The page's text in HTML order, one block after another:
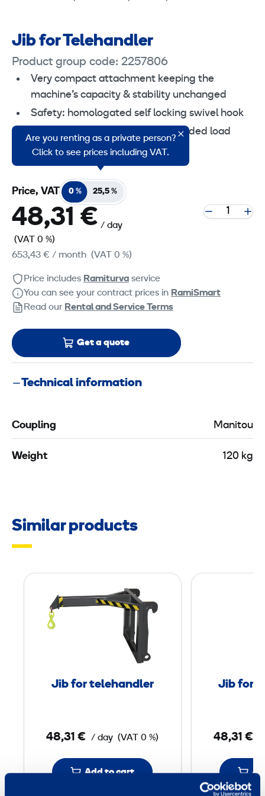
Jib for Telehandler
Product group code: 2257806
Very compact attachment keeping the
machine’s capacity & stability unchanged
Safety: homologated self locking swivel hook
Basic attachment for safe suspended load
handling
Are you renting as a private person?
Click to see prices including VAT.
Price, VAT 0 % 25,5 %
48,31 € / day
(VAT 0 %)
653,43 € / month (VAT 0 %)
Price includes Ramiturva service
You can see your contract prices in RamiSmart
Read our Rental and Service Terms
Get a quote
Technical information
Coupling Manitou
Weight 120 kg
Similar products
i
h
a
n
Jib for telehandler
48,31 € / day (VAT 0 %)
Add to cart
Jib for
48,31 €